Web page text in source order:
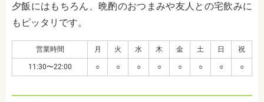
夕飯にはもちろん、晩酌のおつまみや友人との宅飲みに
もピッタリです。
営業時間 月 火 水 木 金 土 日 祝
11:30〜22:00 ○ ○ ○ ○ ○ ○ ○ ○